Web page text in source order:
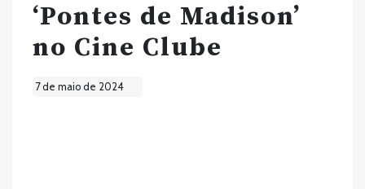
‘Pontes de Madison’
no Cine Clube
7 de maio de 2024